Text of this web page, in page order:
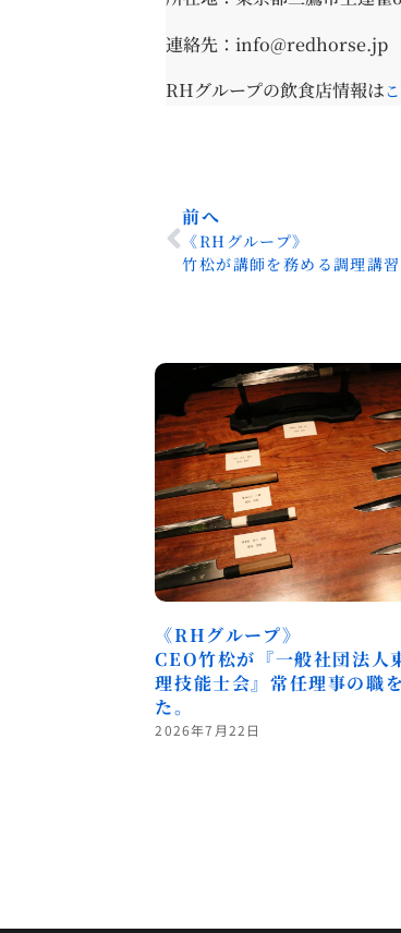
連絡先：info@redhorse.jp
RHグループの飲食店情報は
前へ
《RHグループ》
竹松が講師を務める調理講習会
《RHグループ》
CEO竹松が『一般社団法人
理技能士会』常任理事の職
た。
2026年7月22日